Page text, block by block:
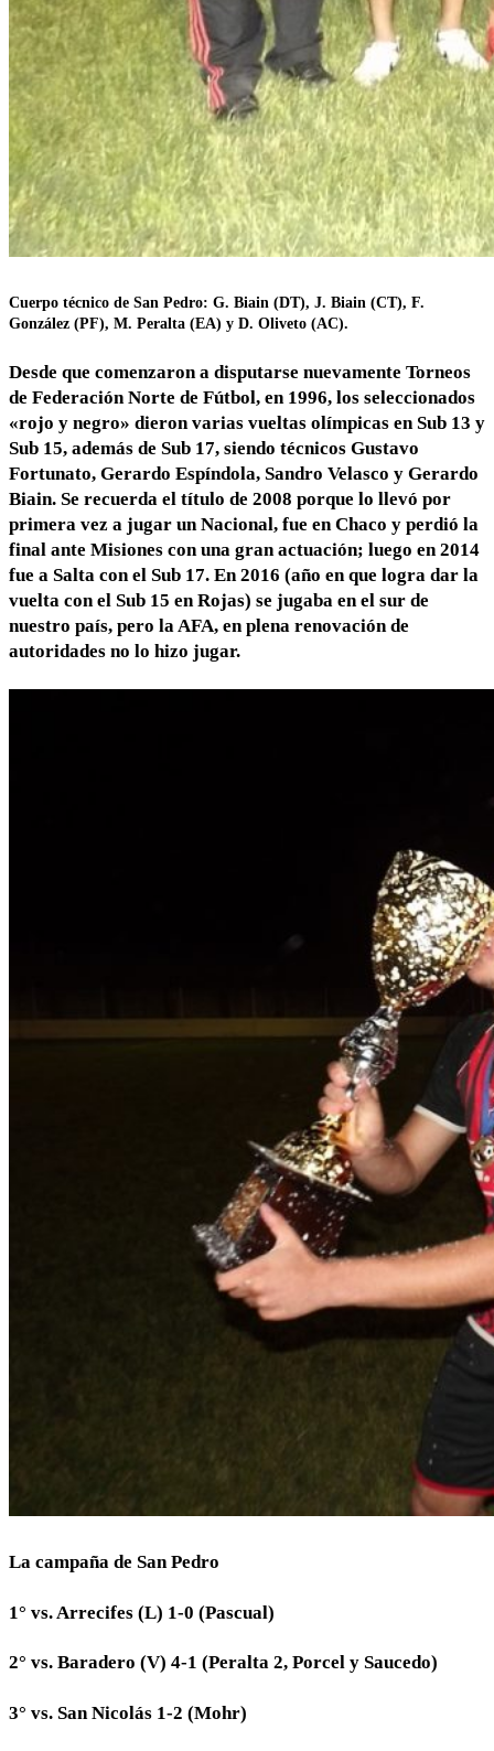
Cuerpo técnico de San Pedro: G. Biain (DT), J. Biain (CT), F.
González (PF), M. Peralta (EA) y D. Oliveto (AC).
Desde que comenzaron a disputarse nuevamente Torneos
de Federación Norte de Fútbol, en 1996, los seleccionados
«rojo y negro» dieron varias vueltas olímpicas en Sub 13 y
Sub 15, además de Sub 17, siendo técnicos Gustavo
Fortunato, Gerardo Espíndola, Sandro Velasco y Gerardo
Biain. Se recuerda el título de 2008 porque lo llevó por
primera vez a jugar un Nacional, fue en Chaco y perdió la
final ante Misiones con una gran actuación; luego en 2014
fue a Salta con el Sub 17. En 2016 (año en que logra dar la
vuelta con el Sub 15 en Rojas) se jugaba en el sur de
nuestro país, pero la AFA, en plena renovación de
autoridades no lo hizo jugar.
La campaña de San Pedro
1° vs. Arrecifes (L) 1-0 (Pascual)
2° vs. Baradero (V) 4-1 (Peralta 2, Porcel y Saucedo)
3° vs. San Nicolás 1-2 (Mohr)